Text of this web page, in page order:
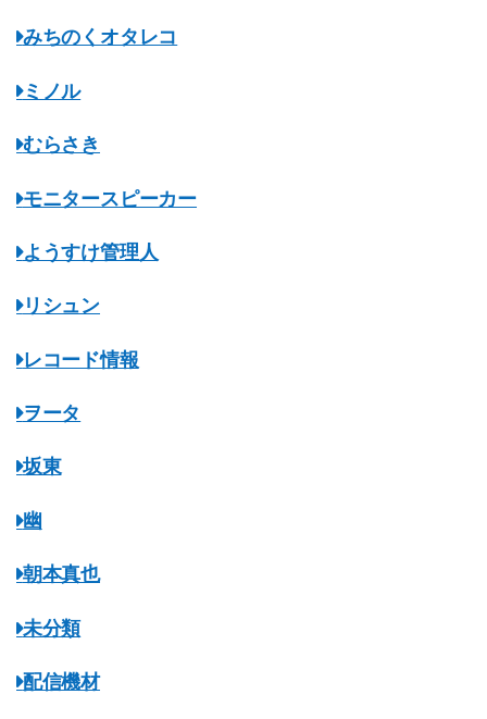
みちのくオタレコ
ミノル
むらさき
モニタースピーカー
ようすけ管理人
リシュン
レコード情報
ヲータ
坂東
幽
朝本真也
未分類
配信機材